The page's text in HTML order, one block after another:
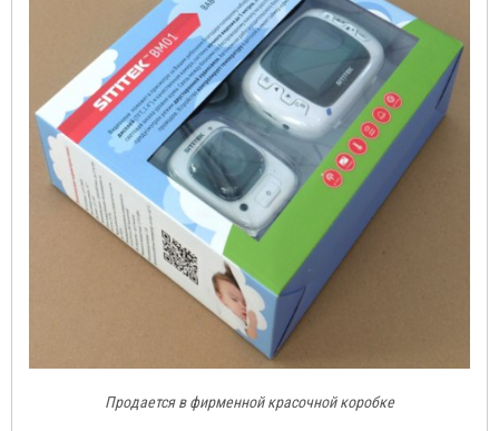
Продается в фирменной красочной коробке